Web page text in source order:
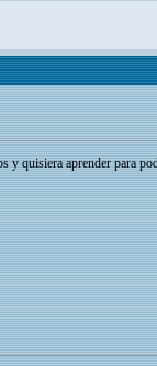
quisiera aprender para